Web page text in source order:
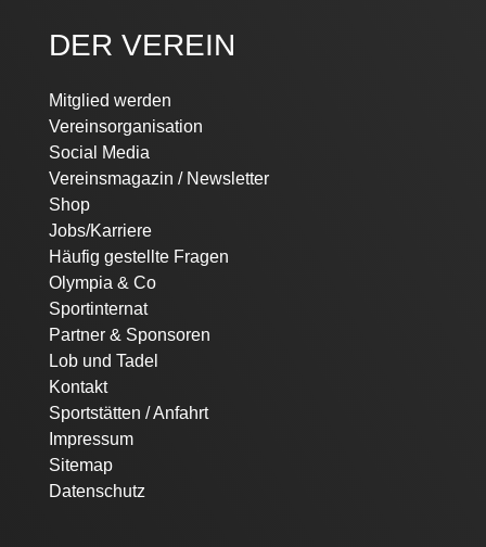
DER VEREIN
Navigation
überspringen
Mitglied werden
Vereinsorganisation
Social Media
Vereinsmagazin / Newsletter
Shop
Jobs/Karriere
Häufig gestellte Fragen
Olympia & Co
Sportinternat
Partner & Sponsoren
Lob und Tadel
Kontakt
Sportstätten / Anfahrt
Impressum
Sitemap
Datenschutz